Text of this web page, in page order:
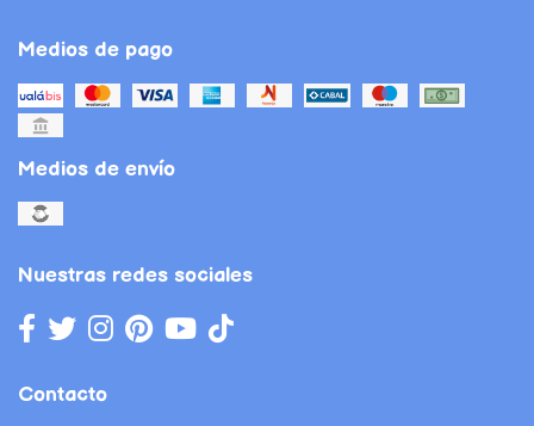
Medios de pago
Medios de envío
Nuestras redes sociales
Contacto